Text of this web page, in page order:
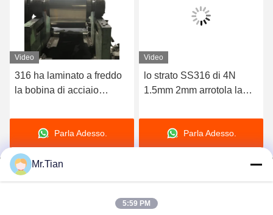
Video
316 ha laminato a freddo
la bobina di acciaio
personalizzato 2B non
magnetico finito
Parla Adesso.
Video
lo strato SS316 di 4N
1.5mm 2mm arrotola la
inossidabile 316 con
superficie No.4Parla Adesso.
Mr.Tian
5:59 PM